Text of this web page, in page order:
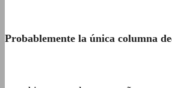
Probablemente la única columna